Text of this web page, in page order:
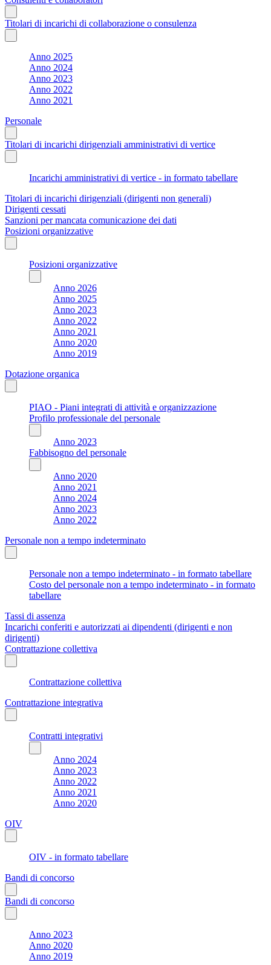
Titolari di incarichi di collaborazione o consulenza
Anno 2025
Anno 2024
Anno 2023
Anno 2022
Anno 2021
Personale
Titolari di incarichi dirigenziali amministrativi di vertice
Incarichi amministrativi di vertice - in formato tabellare
Titolari di incarichi dirigenziali (dirigenti non generali)
Dirigenti cessati
Sanzioni per mancata comunicazione dei dati
Posizioni organizzative
Posizioni organizzative
Anno 2026
Anno 2025
Anno 2023
Anno 2022
Anno 2021
Anno 2020
Anno 2019
Dotazione organica
PIAO - Piani integrati di attività e organizzazione
Profilo professionale del personale
Anno 2023
Fabbisogno del personale
Anno 2020
Anno 2021
Anno 2024
Anno 2023
Anno 2022
Personale non a tempo indeterminato
Personale non a tempo indeterminato - in formato tabellare
Costo del personale non a tempo indeterminato - in formato
tabellare
Tassi di assenza
Incarichi conferiti e autorizzati ai dipendenti (dirigenti e non
dirigenti)
Contrattazione collettiva
Contrattazione collettiva
Contrattazione integrativa
Contratti integrativi
Anno 2024
Anno 2023
Anno 2022
Anno 2021
Anno 2020
OIV
OIV - in formato tabellare
Bandi di concorso
Bandi di concorso
Anno 2023
Anno 2020
Anno 2019